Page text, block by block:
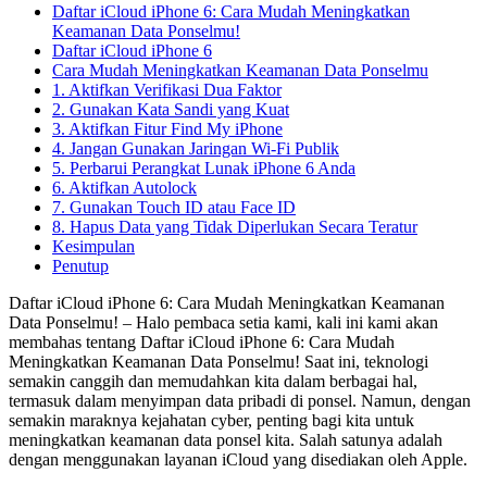
Daftar iCloud iPhone 6: Cara Mudah Meningkatkan
Keamanan Data Ponselmu!
Daftar iCloud iPhone 6
Cara Mudah Meningkatkan Keamanan Data Ponselmu
1. Aktifkan Verifikasi Dua Faktor
2. Gunakan Kata Sandi yang Kuat
3. Aktifkan Fitur Find My iPhone
4. Jangan Gunakan Jaringan Wi-Fi Publik
5. Perbarui Perangkat Lunak iPhone 6 Anda
6. Aktifkan Autolock
7. Gunakan Touch ID atau Face ID
8. Hapus Data yang Tidak Diperlukan Secara Teratur
Kesimpulan
Penutup
Daftar iCloud iPhone 6: Cara Mudah Meningkatkan Keamanan
Data Ponselmu! – Halo pembaca setia kami, kali ini kami akan
membahas tentang Daftar iCloud iPhone 6: Cara Mudah
Meningkatkan Keamanan Data Ponselmu! Saat ini, teknologi
semakin canggih dan memudahkan kita dalam berbagai hal,
termasuk dalam menyimpan data pribadi di ponsel. Namun, dengan
semakin maraknya kejahatan cyber, penting bagi kita untuk
meningkatkan keamanan data ponsel kita. Salah satunya adalah
dengan menggunakan layanan iCloud yang disediakan oleh Apple.